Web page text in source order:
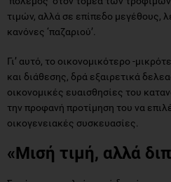
τιμών, αλλά σε επίπεδο μεγέθους,
κανόνες ‘παζαριού’.
Γι’ αυτό, το οικονομικότερο -
και διάθεσης, δρά εξαιρετικά
οικονομικές ευαισθησίες του
την προφανή προτίμηση του να
οικογενειακές συσκευασίες.
«Μισή τιμή, αλλά